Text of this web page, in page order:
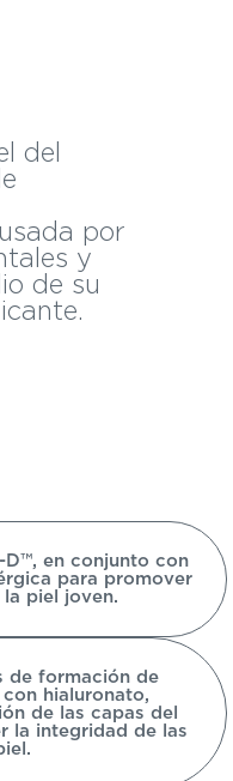
del
por
y
de su
en conjunto con
para promover
piel joven.
de formación de
hialuronato,
de las capas del
la integridad de las